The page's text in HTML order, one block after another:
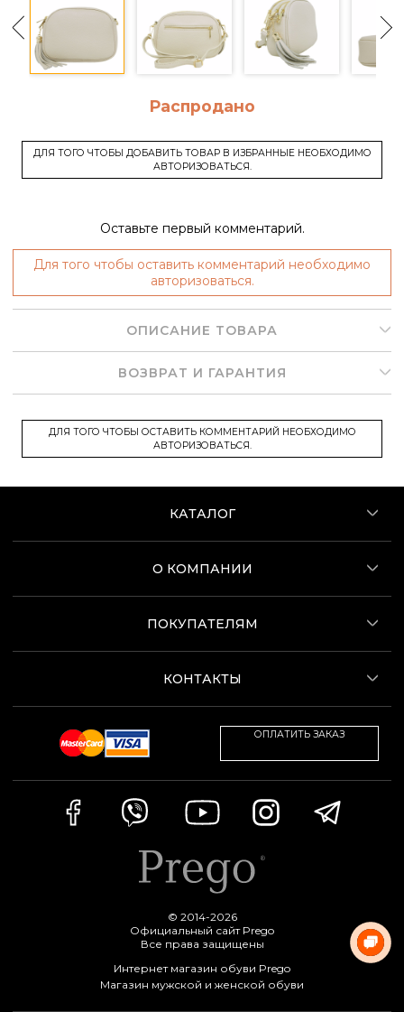
Распродано
ДЛЯ ТОГО ЧТОБЫ ДОБАВИТЬ ТОВАР В ИЗБРАННЫЕ НЕОБХОДИМО
АВТОРИЗОВАТЬСЯ.
Оставьте первый комментарий.
Для того чтобы оставить комментарий необходимо
авторизоваться.
ОПИСАНИЕ ТОВАРА
ВОЗВРАТ И ГАРАНТИЯ
ДЛЯ ТОГО ЧТОБЫ ОСТАВИТЬ КОММЕНТАРИЙ НЕОБХОДИМО
АВТОРИЗОВАТЬСЯ.
КАТАЛОГ
О КОМПАНИИ
ПОКУПАТЕЛЯМ
КОНТАКТЫ
ОПЛАТИТЬ ЗАКАЗ
© 2014-2026
Официальный сайт Prego
Все права защищены
Интернет магазин обуви Prego
Магазин мужской и женской обуви